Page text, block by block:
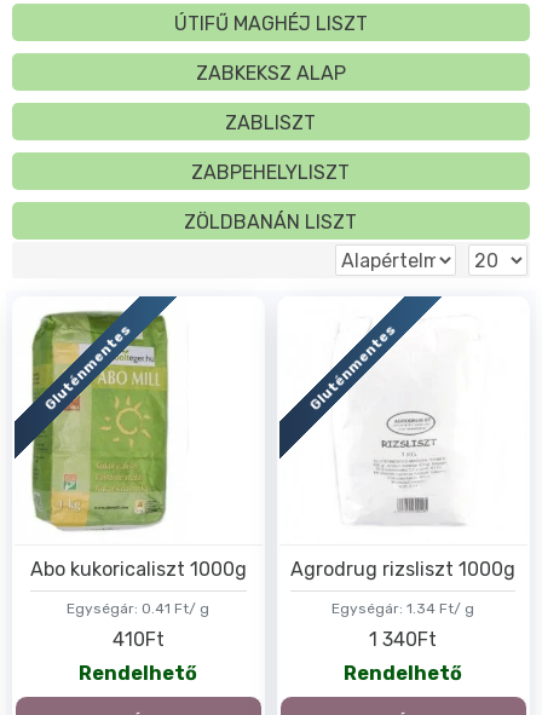
ÚTIFŰ MAGHÉJ LISZT
ZABKEKSZ ALAP
ZABLISZT
ZABPEHELYLISZT
ZÖLDBANÁN LISZT
Gluténmentes
Egységár: 0.41 Ft/ g
Abo kukoricaliszt 1000g
410Ft
Rendelhető
Gluténmentes
Egységár: 1.34 Ft/ g
Agrodrug rizsliszt 1000g
1 340Ft
Rendelhető